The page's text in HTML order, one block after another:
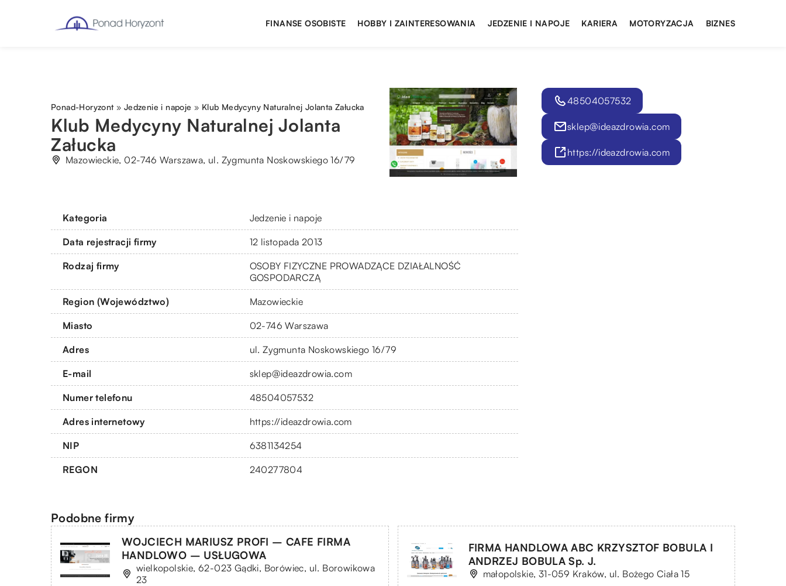
FINANSE OSOBISTE HOBBY I ZAINTERESOWANIA JEDZENIE I NAPOJE KARIERA MOTORYZACJA BIZNES
Ponad-Horyzont» Jedzenie i napoje » Klub Medycyny Naturalnej Jolanta Załucka
Klub Medycyny Naturalnej Jolanta
Załucka
Mazowieckie, 02-746 Warszawa, ul. Zygmunta Noskowskiego 16/79
Kategoria Jedzenie i napoje
Data rejestracji firmy 12 listopada 2013
Rodzaj firmy
OSOBY FIZYCZNE PROWADZĄCE DZIAŁALNOŚĆ
GOSPODARCZĄ
Region (Województwo) Mazowieckie
Miasto 02-746 Warszawa
Adres ul. Zygmunta Noskowskiego 16/79
E-mail sklep@ideazdrowia.com
Numer telefonu 48504057532
Adres internetowy https://ideazdrowia.com
NIP 6381134254
REGON 240277804
48504057532
sklep@ideazdrowia.com
https://ideazdrowia.com
Podobne firmy
WOJCIECH MARIUSZ PROFI – CAFE FIRMA
HANDLOWO – USŁUGOWA
wielkopolskie, 62-023 Gądki, Borówiec, ul. Borowikowa
23
FIRMA HANDLOWA ABC KRZYSZTOF BOBULA I
ANDRZEJ BOBULA Sp. J.
małopolskie, 31-059 Kraków, ul. Bożego Ciała 15